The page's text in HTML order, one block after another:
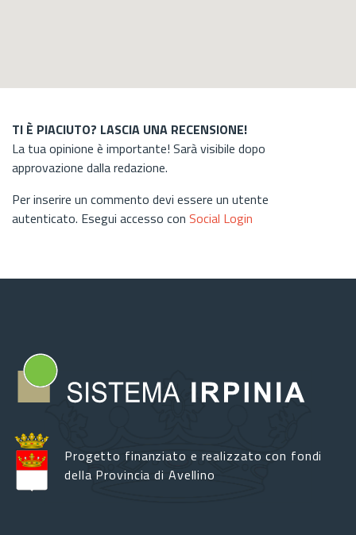
TI È PIACIUTO? LASCIA UNA RECENSIONE!
La tua opinione è importante! Sarà visibile dopo
approvazione dalla redazione.
Per inserire un commento devi essere un utente
autenticato. Esegui accesso con Social Login
Progetto finanziato e realizzato con fondi
della Provincia di Avellino